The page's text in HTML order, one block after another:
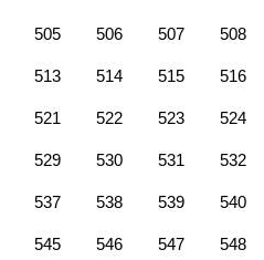
505 506 507 508
513 514 515 516
521 522 523 524
529 530 531 532
537 538 539 540
545 546 547 548